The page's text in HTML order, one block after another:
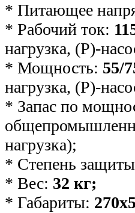
* Питающее
* Рабочий ток:
нагрузка, (Р)-
* Мощность: 55/
нагрузка, (Р)-
* Запас по
нагрузка);
* Степень
* Вес: 32 кг;
* Габариты: